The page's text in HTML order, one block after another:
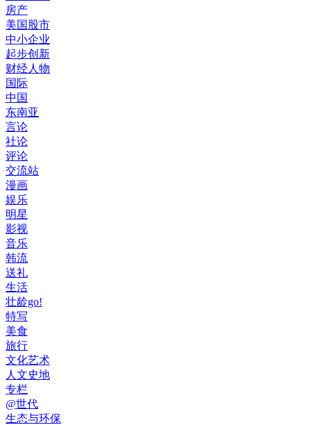
房产
美国股市
中小企业
起步创新
财经人物
国际
中国
东南亚
言论
社论
评论
交流站
漫画
娱乐
明星
影视
音乐
韩流
送礼
生活
壮龄go!
特写
美食
旅行
文化艺术
人文史地
专栏
@世代
生态与环保